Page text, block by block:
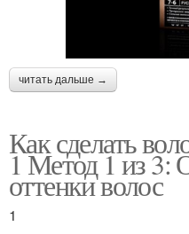
читать дальше →
Как сделать
1 Метод 1 из 3:
оттенки волос
1